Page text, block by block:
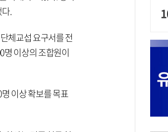
.
체교섭 요구서를 전
명 이상의 조합원이
이상 확보를 목표